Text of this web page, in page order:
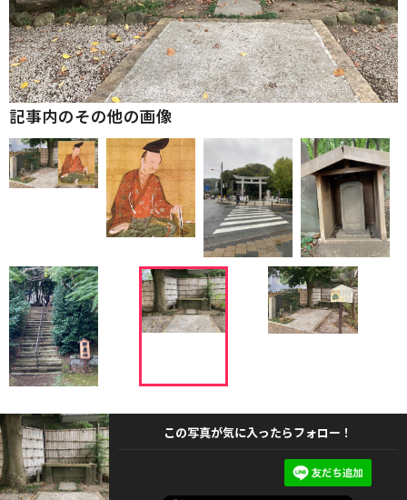
記事内のその他の画像
この写真が気に入ったらフォロー！